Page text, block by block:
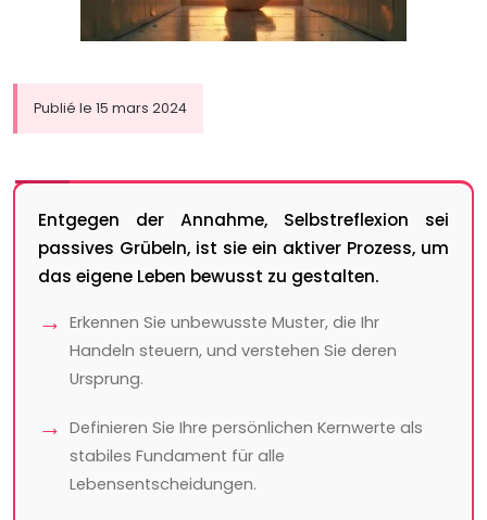
Publié le 15 mars 2024
Entgegen der Annahme, Selbstreflexion sei
passives Grübeln, ist sie ein aktiver Prozess, um
das eigene Leben bewusst zu gestalten.
Erkennen Sie unbewusste Muster, die Ihr
Handeln steuern, und verstehen Sie deren
Ursprung.
Definieren Sie Ihre persönlichen Kernwerte als
stabiles Fundament für alle
Lebensentscheidungen.